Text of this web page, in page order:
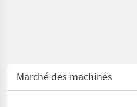
Marché des machines